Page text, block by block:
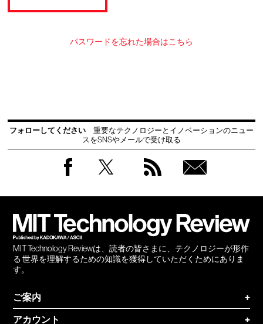
パスワードを忘れた場合はこちら
フォローしてください
重要なテクノロジーとイノベーションのニュー
スをSNSやメールで受け取る
MIT Technology Reviewは、読者の皆さまに、テクノロジーが形作
る 世界を理解するための知識を獲得していただくためにありま
す。
ご案内
+
アカウント
+